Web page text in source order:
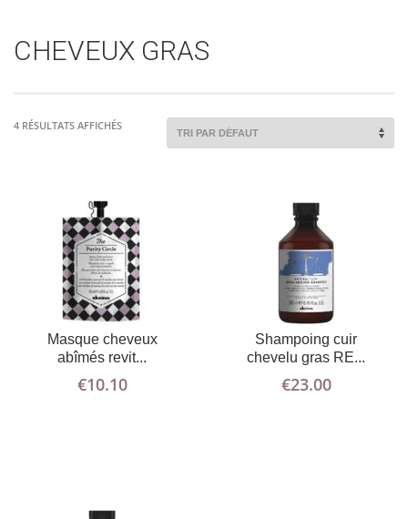
CHEVEUX GRAS
4 RÉSULTATS AFFICHÉS
Masque cheveux
abîmés revit...
€10.10
Shampoing cuir
chevelu gras RE...
€23.00
PANIER
D'INFOS
PANIER
D'INFOS